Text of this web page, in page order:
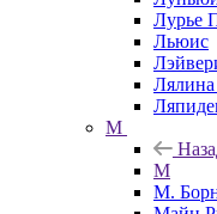
Лурье
Льюис
М
М
М.